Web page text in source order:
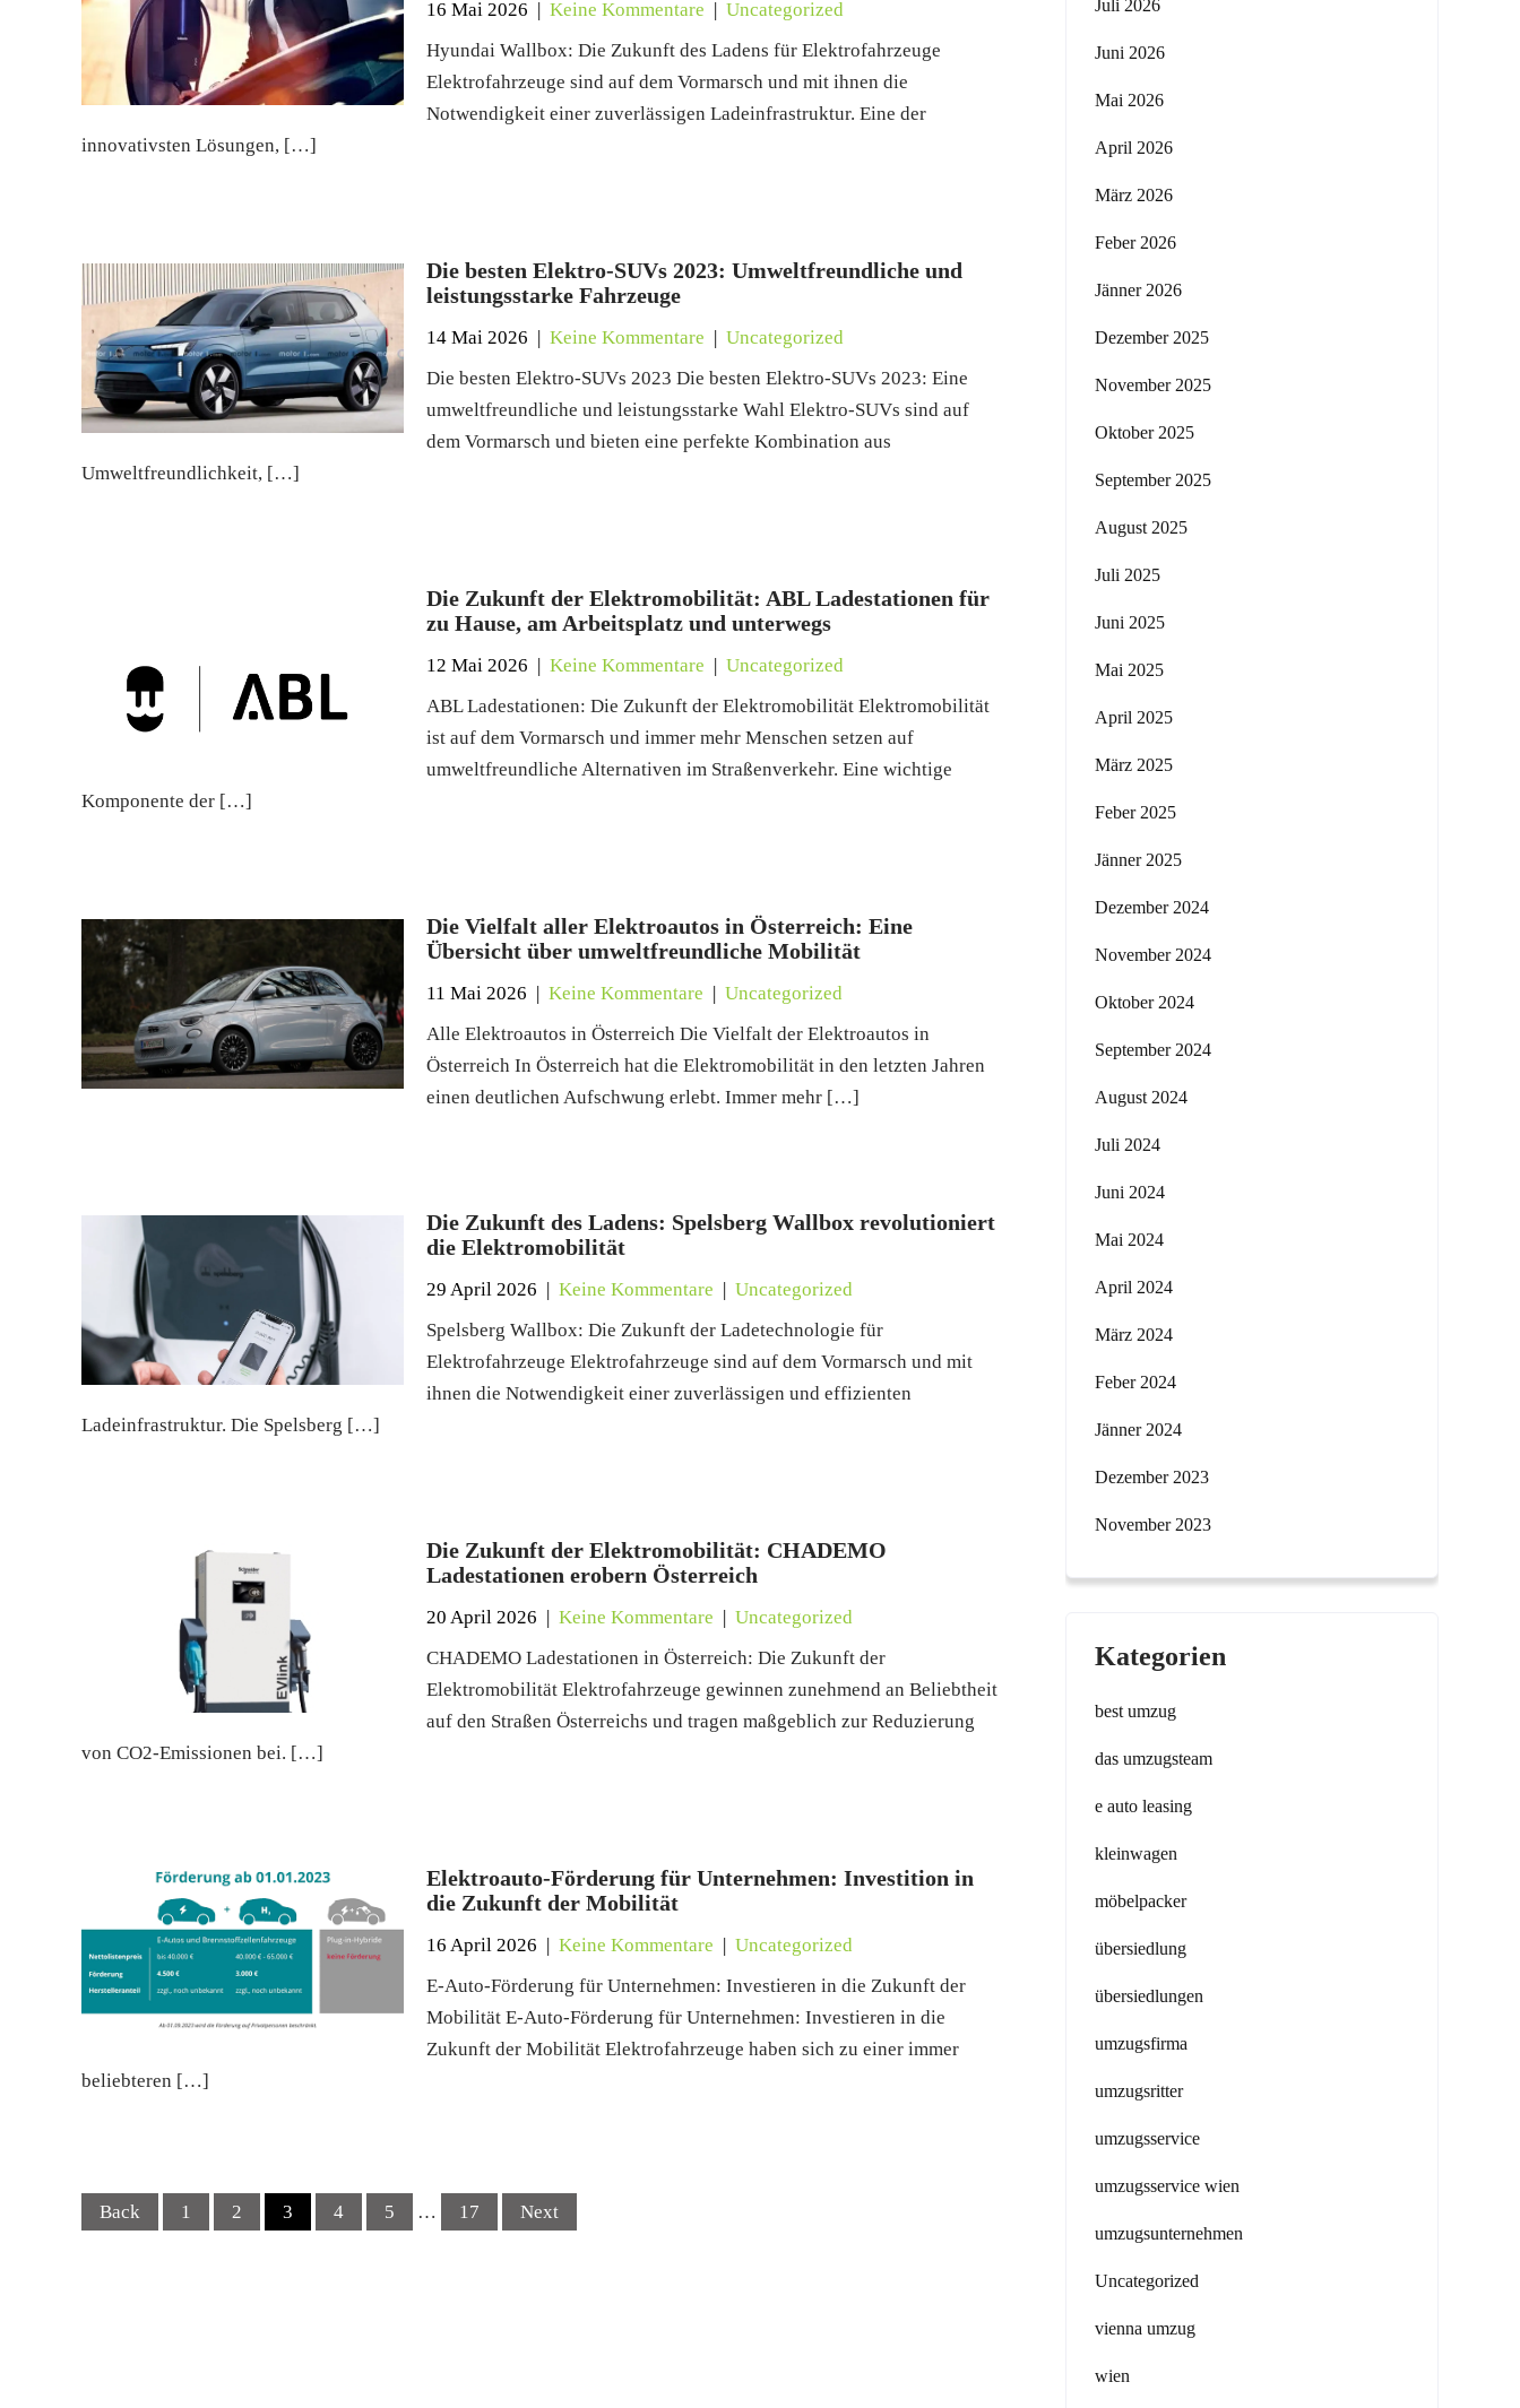
16 Mai 2026 |Keine Kommentare |Uncategorized
Hyundai Wallbox: Die Zukunft des Ladens für Elektrofahrzeuge
Elektrofahrzeuge sind auf dem Vormarsch und mit ihnen die
Notwendigkeit einer zuverlässigen Ladeinfrastruktur. Eine der
innovativsten Lösungen, […]
Die besten Elektro-SUVs 2023: Umweltfreundliche und
leistungsstarke Fahrzeuge
14 Mai 2026 |Keine Kommentare |Uncategorized
Die besten Elektro-SUVs 2023 Die besten Elektro-SUVs 2023: Eine
umweltfreundliche und leistungsstarke Wahl Elektro-SUVs sind auf
dem Vormarsch und bieten eine perfekte Kombination aus
Umweltfreundlichkeit, […]
Die Zukunft der Elektromobilität: ABL Ladestationen für
zu Hause, am Arbeitsplatz und unterwegs
12 Mai 2026 |Keine Kommentare |Uncategorized
ABL Ladestationen: Die Zukunft der Elektromobilität Elektromobilität
ist auf dem Vormarsch und immer mehr Menschen setzen auf
umweltfreundliche Alternativen im Straßenverkehr. Eine wichtige
Komponente der […]
Die Vielfalt aller Elektroautos in Österreich: Eine
Übersicht über umweltfreundliche Mobilität
11 Mai 2026 |Keine Kommentare |Uncategorized
Alle Elektroautos in Österreich Die Vielfalt der Elektroautos in
Österreich In Österreich hat die Elektromobilität in den letzten Jahren
einen deutlichen Aufschwung erlebt. Immer mehr […]
Die Zukunft des Ladens: Spelsberg Wallbox revolutioniert
die Elektromobilität
29 April 2026 |Keine Kommentare |Uncategorized
Spelsberg Wallbox: Die Zukunft der Ladetechnologie für
Elektrofahrzeuge Elektrofahrzeuge sind auf dem Vormarsch und mit
ihnen die Notwendigkeit einer zuverlässigen und effizienten
Ladeinfrastruktur. Die Spelsberg […]
Die Zukunft der Elektromobilität: CHADEMO
Ladestationen erobern Österreich
20 April 2026 |Keine Kommentare |Uncategorized
CHADEMO Ladestationen in Österreich: Die Zukunft der
Elektromobilität Elektrofahrzeuge gewinnen zunehmend an Beliebtheit
auf den Straßen Österreichs und tragen maßgeblich zur Reduzierung
von CO2-Emissionen bei. […]
Elektroauto-Förderung für Unternehmen: Investition in
die Zukunft der Mobilität
16 April 2026 |Keine Kommentare |Uncategorized
E-Auto-Förderung für Unternehmen: Investieren in die Zukunft der
Mobilität E-Auto-Förderung für Unternehmen: Investieren in die
Zukunft der Mobilität Elektrofahrzeuge haben sich zu einer immer
beliebteren […]
Posts
navigation
Back 1 2 3 4 5 … 17 Next
Juli 2026
Juni 2026
Mai 2026
April 2026
März 2026
Feber 2026
Jänner 2026
Dezember 2025
November 2025
Oktober 2025
September 2025
August 2025
Juli 2025
Juni 2025
Mai 2025
April 2025
März 2025
Feber 2025
Jänner 2025
Dezember 2024
November 2024
Oktober 2024
September 2024
August 2024
Juli 2024
Juni 2024
Mai 2024
April 2024
März 2024
Feber 2024
Jänner 2024
Dezember 2023
November 2023
Kategorien
best umzug
das umzugsteam
e auto leasing
kleinwagen
möbelpacker
übersiedlung
übersiedlungen
umzugsfirma
umzugsritter
umzugsservice
umzugsservice wien
umzugsunternehmen
Uncategorized
vienna umzug
wien